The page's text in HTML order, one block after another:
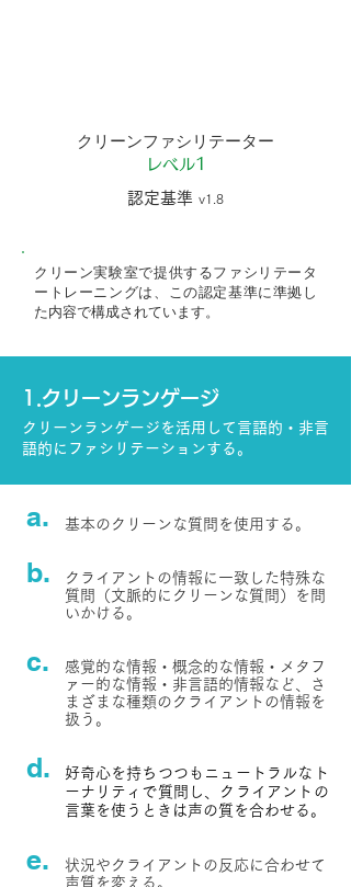
クリーンファシリテーター
レベル1
認定基準 v1.8
クリーン実験室で提供するファシリテータ
ートレーニングは、この認定基準に準拠し
た内容で構成されています。
1.クリーンランゲージ
クリーンランゲージを活用して言語的・非言
語的にファシリテーションする。
a. 基本のクリーンな質問を使用する。
b.
クライアントの情報に一致した特殊な
質問（文脈的にクリーンな質問）を問
いかける。
c.
感覚的な情報・概念的な情報・メタフ
ァー的な情報・非言語的情報など、さ
まざまな種類のクライアントの情報を
扱う。
d.
好奇心を持ちつつもニュートラルなト
ーナリティで質問し、クライアントの
言葉を使うときは声の質を合わせる。
e.
状況やクライアントの反応に合わせて
声質を変える。